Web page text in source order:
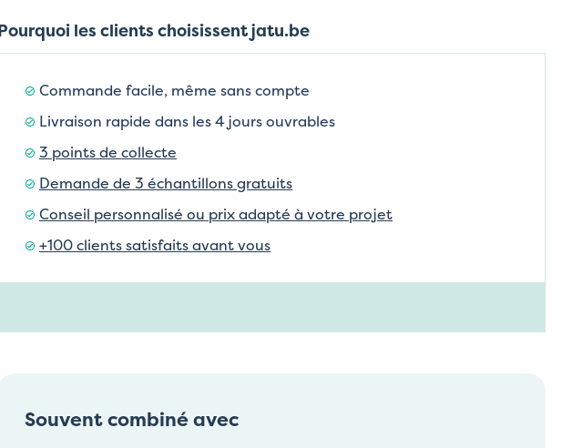
les clients choisissent jatu.be
Commande facile, même sans compte
Livraison rapide dans les 4 jours ouvrables
3 points de collecte
Demande de 3 échantillons gratuits
Conseil personnalisé ou prix adapté à votre projet
+100 clients satisfaits avant vous
Souvent combiné avec